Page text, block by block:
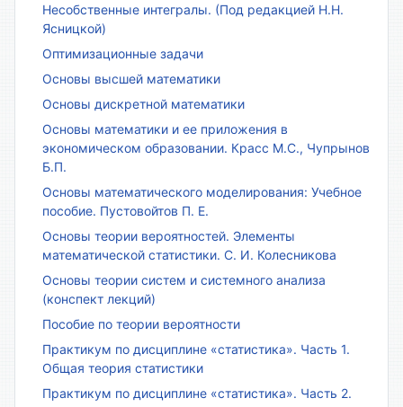
Несобственные интегралы. (Под редакцией Н.Н.
Ясницкой)
Оптимизационные задачи
Основы высшей математики
Основы дискретной математики
Основы математики и ее приложения в
экономическом образовании. Красс М.С., Чупрынов
Б.П.
Основы математического моделирования: Учебное
пособие. Пустовойтов П. Е.
Основы теории вероятностей. Элементы
математической статистики. С. И. Колесникова
Основы теории систем и системного анализа
(конспект лекций)
Пособие по теории вероятности
Практикум по дисциплине «статистика». Часть 1.
Общая теория статистики
Практикум по дисциплине «статистика». Часть 2.